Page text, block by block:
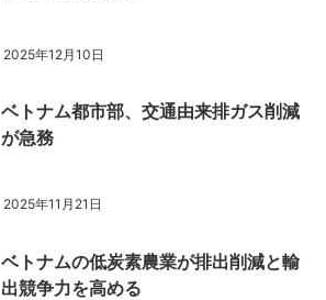
2025年12月10日
ベトナム都市部、交通由来排ガス削減
が急務
2025年11月21日
ベトナムの低炭素農業が排出削減と輸
出競争力を高める